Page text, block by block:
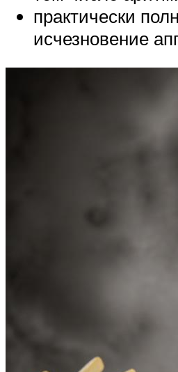
практически
исчезновение